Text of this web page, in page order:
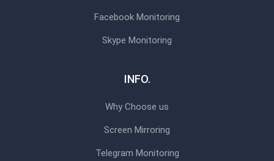
Facebook Monitoring
Skype Monitoring
INFO.
Why Choose us
Screen Mirroring
Telegram Monitoring